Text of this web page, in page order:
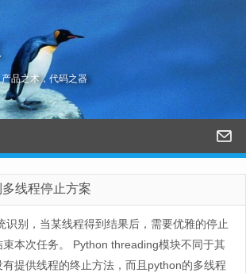
品之术，代码之器
线程停止方案
识别，当某线程得到结果后，需要优雅的停止
本次任务。 Python threading模块不同于其
提供线程的终止方法，而且python的多线程